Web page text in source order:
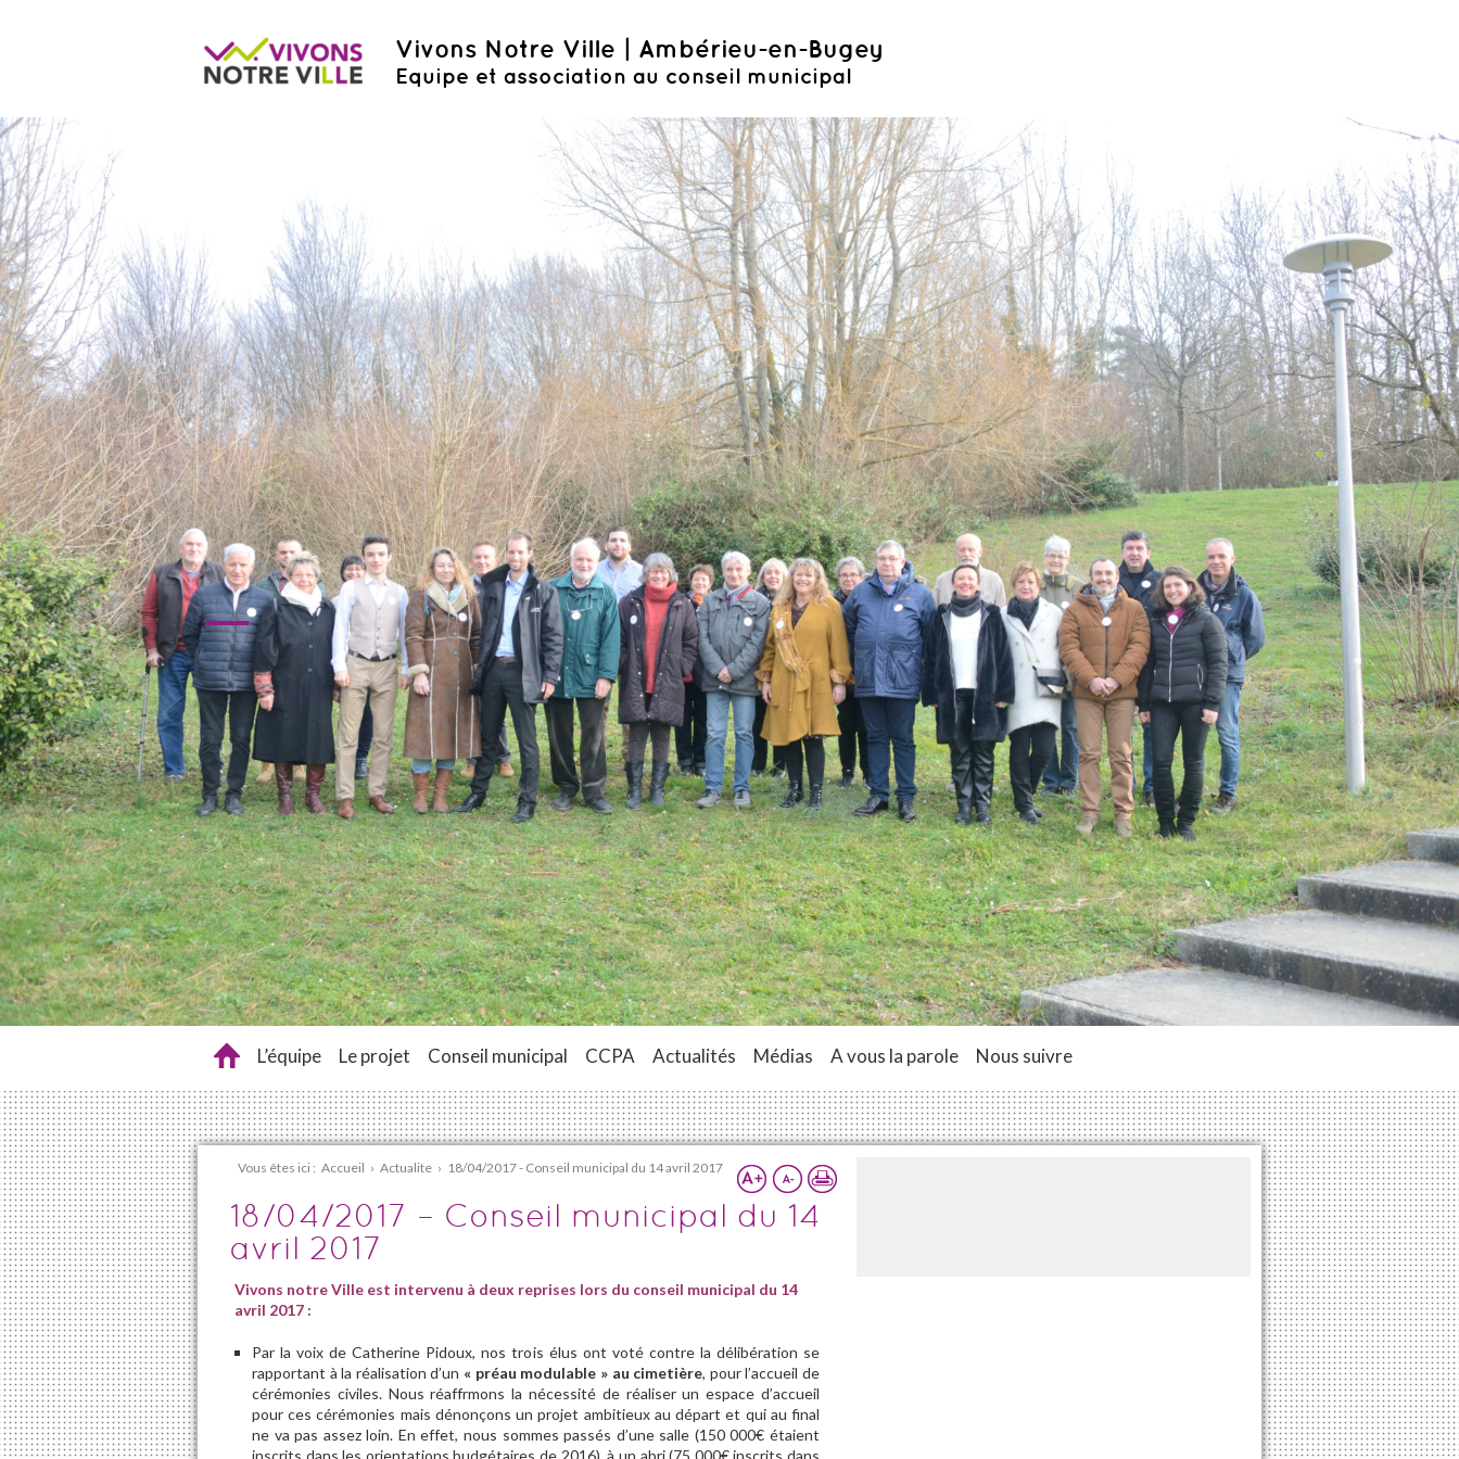
Vivons Notre Ville | Ambérieu-en-Bugey
Equipe et association au conseil municipal
L’équipe Le projet Conseil municipal CCPA Actualités Médias A vous la parole Nous suivre
Vous êtes ici : Accueil › Actualite › 18/04/2017 - Conseil municipal du 14 avril 2017
18/04/2017 – Conseil municipal du 14
avril 2017
Vivons notre Ville est intervenu à deux reprises lors du conseil municipal du 14
avril 2017 :
Par la voix de Catherine Pidoux, nos trois élus ont voté contre la délibération se
rapportant à la réalisation d’un « préau modulable » au cimetière, pour l’accueil de
cérémonies civiles. Nous réaffrmons la nécessité de réaliser un espace d’accueil
pour ces cérémonies mais dénonçons un projet ambitieux au départ et qui au final
ne va pas assez loin. En effet, nous sommes passés d’une salle (150 000€ étaient
inscrits dans les orientations budgétaires de 2016), à un abri (75 000€ inscrits dans